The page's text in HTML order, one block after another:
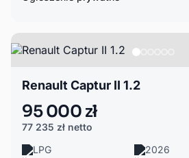
Renault Captur II 1.2
95 000 zł
77 235 zł netto
LPG
2026